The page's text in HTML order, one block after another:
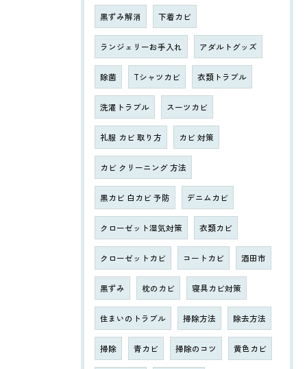
黒ずみ解消 下着カビ
ランジェリーお手入れ アダルトグッズ
除菌 Tシャツカビ 衣類トラブル
洗濯トラブル スーツカビ
礼服 カビ 取り方 カビ 対策
カビ クリーニング 方法
黒カビ 白カビ 予防 デニムカビ
クローゼット湿気対策 衣類カビ
クローゼットカビ コートカビ 酒田市
黒ずみ 枕のカビ 寝具カビ対策
住まいのトラブル 掃除方法 除去方法
掃除 青カビ 掃除のコツ 黄色カビ